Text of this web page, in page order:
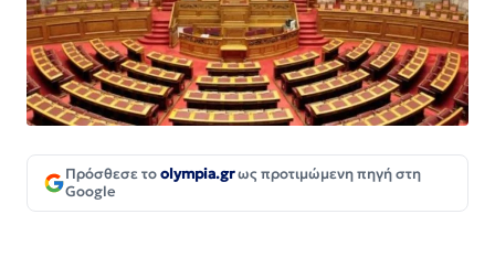
Πρόσθεσε τοolympia.grως προτιμώμενη πηγή στη
Google